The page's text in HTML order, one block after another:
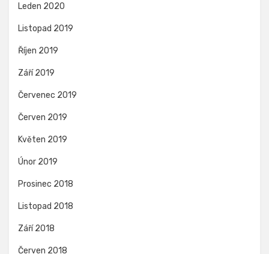
Leden 2020
Listopad 2019
Říjen 2019
Září 2019
Červenec 2019
Červen 2019
Květen 2019
Únor 2019
Prosinec 2018
Listopad 2018
Září 2018
Červen 2018